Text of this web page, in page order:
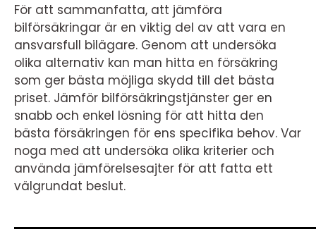
För att sammanfatta, att jämföra
bilförsäkringar är en viktig del av att vara en
ansvarsfull bilägare. Genom att undersöka
olika alternativ kan man hitta en försäkring
som ger bästa möjliga skydd till det bästa
priset. Jämför bilförsäkringstjänster ger en
snabb och enkel lösning för att hitta den
bästa försäkringen för ens specifika behov. Var
noga med att undersöka olika kriterier och
använda jämförelsesajter för att fatta ett
välgrundat beslut.